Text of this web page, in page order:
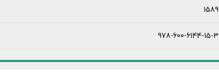
1589
978-600-6144-15-3